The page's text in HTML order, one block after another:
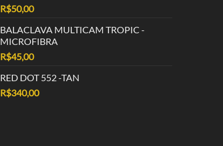
R$50,00
BALACLAVA MULTICAM TROPIC -
MICROFIBRA
R$45,00
RED DOT 552 -TAN
R$340,00